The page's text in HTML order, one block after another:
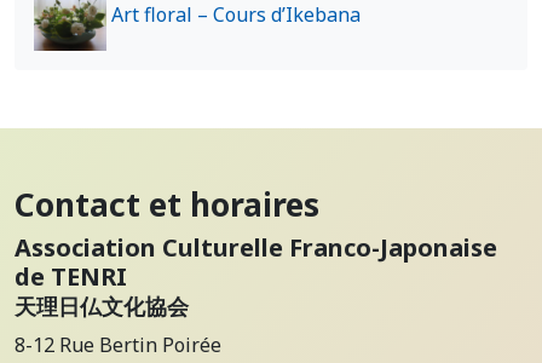
Art floral – Cours d’Ikebana
Contact et horaires
Association Culturelle Franco-Japonaise
de TENRI
天理日仏文化協会
8-12 Rue Bertin Poirée